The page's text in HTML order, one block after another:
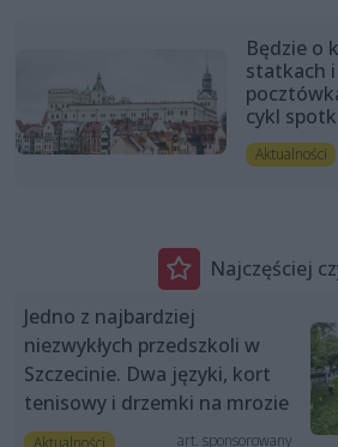
Będzie o
statkach
cykl
Aktualności
Najczęściej
Jedno z najbardziej
niezwykłych przedszkoli w
Szczecinie. Dwa języki, kort
tenisowy i drzemki na mrozie
Aktualności art. sponsorowany